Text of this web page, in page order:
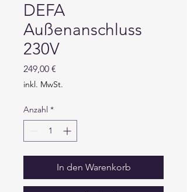
DEFA
Außenanschluss
230V
249,00 €
inkl. MwSt.
Anzahl *
In den Warenkorb